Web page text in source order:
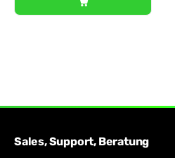
Sales, Support, Beratung